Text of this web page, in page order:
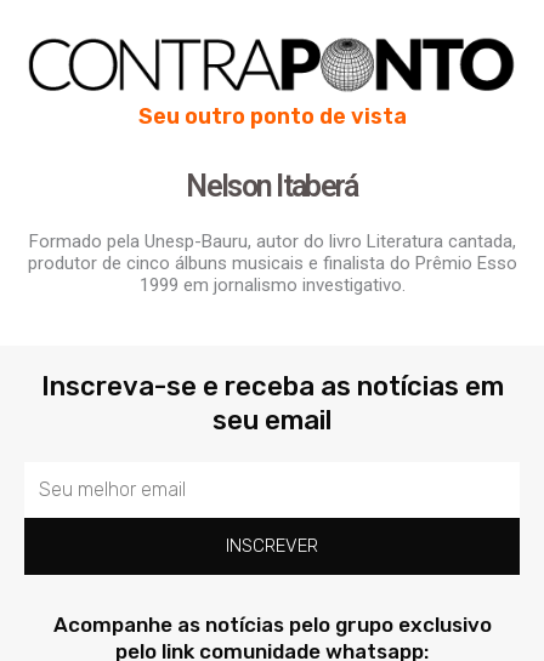
Seu outro ponto de vista
Nelson Itaberá
Formado pela Unesp-Bauru, autor do livro Literatura cantada,
produtor de cinco álbuns musicais e finalista do Prêmio Esso
1999 em jornalismo investigativo.
Inscreva-se e receba as notícias em
seu email
Email
INSCREVER
Acompanhe as notícias pelo grupo exclusivo
pelo link comunidade whatsapp: